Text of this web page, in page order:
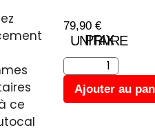
ce
79,90€
PRIX UNITAIRE
Ajouter au